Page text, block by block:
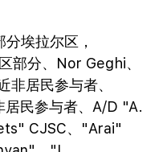
埃拉尔区，
部分、Nor Geghi、
居民参与者、
民参与者、A/D "A.
CJSC、"Arai"